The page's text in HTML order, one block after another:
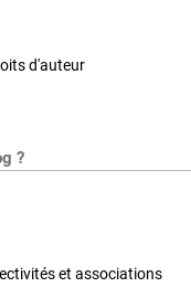
d'auteur
?
et associations